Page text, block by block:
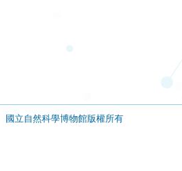
國立自然科學博物館版權所有